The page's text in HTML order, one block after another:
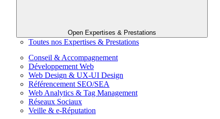
Open Expertises & Prestations
Toutes nos Expertises & Prestations
Conseil & Accompagnement
Développement Web
Web Design & UX-UI Design
Référencement SEO/SEA
Web Analytics & Tag Management
Réseaux Sociaux
Veille & e-Réputation